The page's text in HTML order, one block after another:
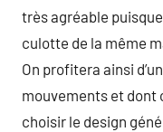
très agréable
culotte de la même
On profitera ainsi
mouvements et dont
choisir le design